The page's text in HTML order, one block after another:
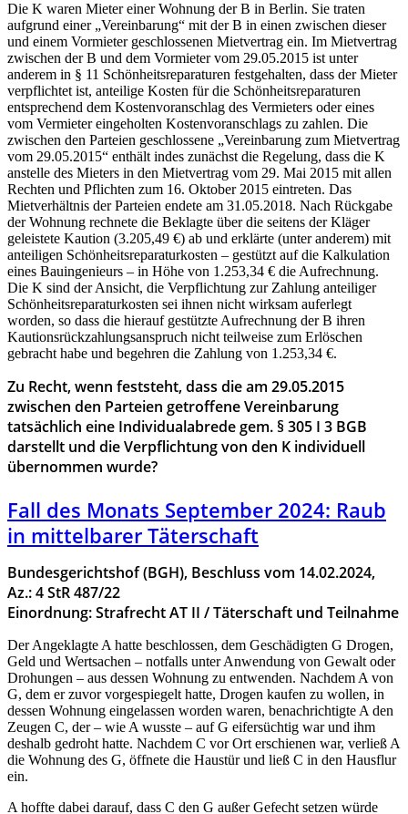
Die K waren Mieter einer Wohnung der B in Berlin. Sie traten
aufgrund einer „Vereinbarung“ mit der B in einen zwischen dieser
und einem Vormieter geschlossenen Mietvertrag ein. Im Mietvertrag
zwischen der B und dem Vormieter vom 29.05.2015 ist unter
anderem in § 11 Schönheitsreparaturen festgehalten, dass der Mieter
verpflichtet ist, anteilige Kosten für die Schönheitsreparaturen
entsprechend dem Kostenvoranschlag des Vermieters oder eines
vom Vermieter eingeholten Kostenvoranschlags zu zahlen. Die
zwischen den Parteien geschlossene „Vereinbarung zum Mietvertrag
vom 29.05.2015“ enthält indes zunächst die Regelung, dass die K
anstelle des Mieters in den Mietvertrag vom 29. Mai 2015 mit allen
Rechten und Pflichten zum 16. Oktober 2015 eintreten. Das
Mietverhältnis der Parteien endete am 31.05.2018. Nach Rückgabe
der Wohnung rechnete die Beklagte über die seitens der Kläger
geleistete Kaution (3.205,49 €) ab und erklärte (unter anderem) mit
anteiligen Schönheitsreparaturkosten – gestützt auf die Kalkulation
eines Bauingenieurs – in Höhe von 1.253,34 € die Aufrechnung.
Die K sind der Ansicht, die Verpflichtung zur Zahlung anteiliger
Schönheitsreparaturkosten sei ihnen nicht wirksam auferlegt
worden, so dass die hierauf gestützte Aufrechnung der B ihren
Kautionsrückzahlungsanspruch nicht teilweise zum Erlöschen
gebracht habe und begehren die Zahlung von 1.253,34 €.
Zu Recht, wenn feststeht, dass die am 29.05.2015
zwischen den Parteien getroffene Vereinbarung
tatsächlich eine Individualabrede gem. § 305 I 3 BGB
darstellt und die Verpflichtung von den K individuell
übernommen wurde?
Fall des Monats September 2024: Raub
in mittelbarer Täterschaft
Bundesgerichtshof (BGH), Beschluss vom 14.02.2024,
Az.: 4 StR 487/22
Einordnung: Strafrecht AT II / Täterschaft und Teilnahme
Der Angeklagte A hatte beschlossen, dem Geschädigten G Drogen,
Geld und Wertsachen – notfalls unter Anwendung von Gewalt oder
Drohungen – aus dessen Wohnung zu entwenden. Nachdem A von
G, dem er zuvor vorgespiegelt hatte, Drogen kaufen zu wollen, in
dessen Wohnung eingelassen worden waren, benachrichtigte A den
Zeugen C, der – wie A wusste – auf G eifersüchtig war und ihm
deshalb gedroht hatte. Nachdem C vor Ort erschienen war, verließ A
die Wohnung des G, öffnete die Haustür und ließ C in den Hausflur
ein.
A hoffte dabei darauf, dass C den G außer Gefecht setzen würde